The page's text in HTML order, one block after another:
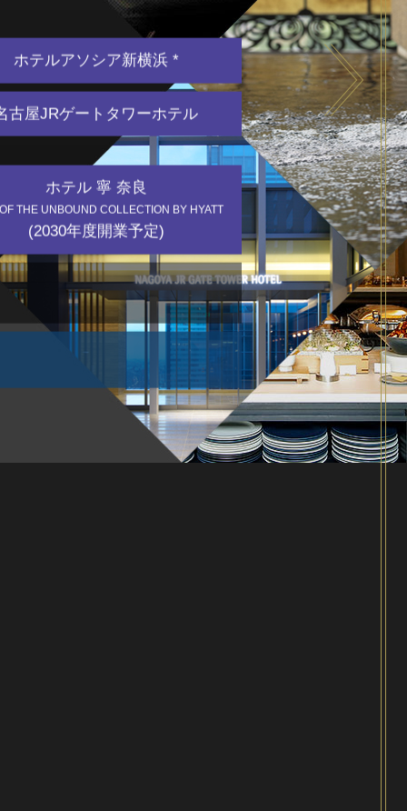
ホテルアソシア新横浜 *
古屋JRゲートタワーホテル
ホテル 寧 奈良
THE UNBOUND COLLECTION BY HYATT
(2030年度開業予定)
Hotel Associa Toyohashi
ホテルアソシア豊橋
Hotel Associa Shin-Yokohama
ホテルアソシア新横浜
Hilton Takayama Resort
ヒルトン高山リゾート
Hotel Associa Shizuoka
ホテルアソシア静岡
Nagoya JR Gate Tower Hotel
名古屋JRゲートタワーホテル
Nagoya Marriott Associa Hotel
名古屋マリオットアソシアホテル